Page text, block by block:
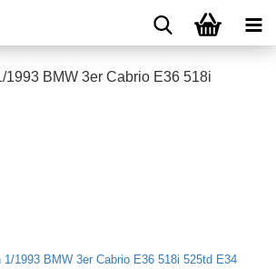
1993 BMW 3er Cabrio E36 518i